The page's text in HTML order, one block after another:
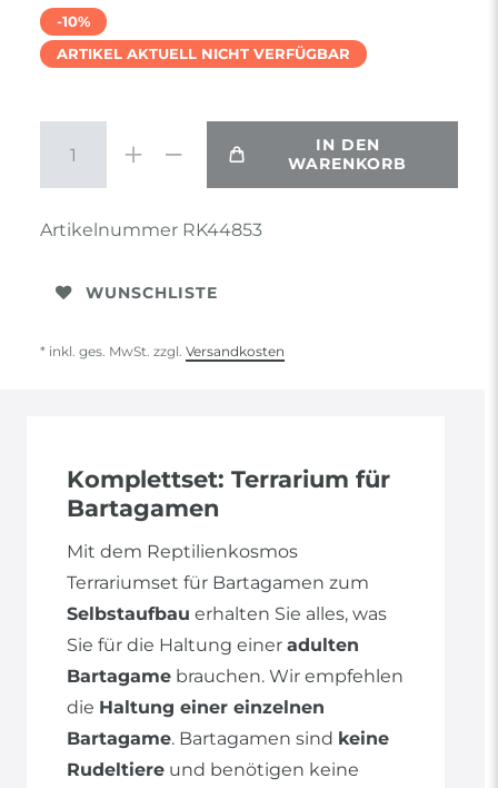
-10%
ARTIKEL AKTUELL NICHT VERFÜGBAR
IN DEN
WARENKORB
Artikelnummer RK44853
WUNSCHLISTE
* inkl. ges. MwSt. zzgl. Versandkosten
Komplettset: Terrarium für
Bartagamen
Mit dem Reptilienkosmos
Terrariumset für Bartagamen zum
Selbstaufbau erhalten Sie alles, was
Sie für die Haltung einer adulten
Bartagame brauchen. Wir empfehlen
die Haltung einer einzelnen
Bartagame. Bartagamen sind keine
Rudeltiere und benötigen keine